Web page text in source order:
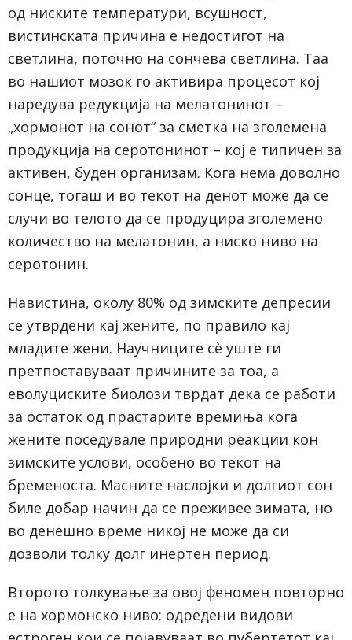
од ниските температури, всушност,
вистинската причина е недостигот на
светлина, поточно на сончева светлина. Таа
во нашиот мозок го активира процесот кој
наредува редукција на мелатонинот –
„хормонот на сонот“ за сметка на зголемена
продукција на серотонинот – кој е типичен за
активен, буден организам. Кога нема доволно
сонце, тогаш и во текот на денот може да се
случи во телото да се продуцира зголемено
количество на мелатонин, а ниско ниво на
серотонин.
Навистина, околу 80% од зимските депресии
се утврдени кај жените, по правило кај
младите жени. Научниците сè уште ги
претпоставуваат причините за тоа, а
еволуциските биолози тврдат дека се работи
за остаток од прастарите времиња кога
жените поседувале природни реакции кон
зимските услови, особено во текот на
бременоста. Масните наслојки и долгиот сон
биле добар начин да се преживее зимата, но
во денешно време никој не може да си
дозволи толку долг инертен период.
Второто толкување за овој феномен повторно
е на хормонско ниво: одредени видови